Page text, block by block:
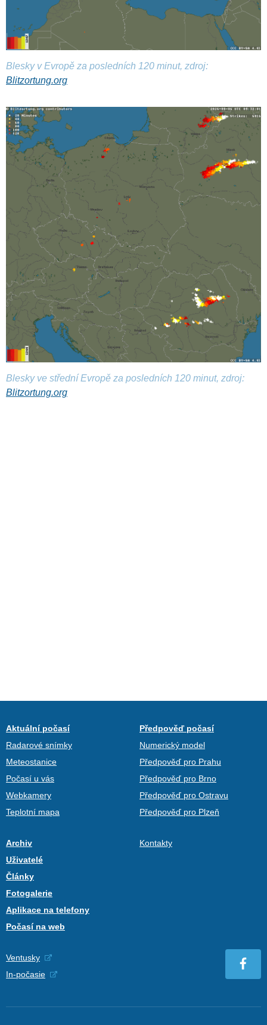
Blesky v Evropě za posledních 120 minut, zdroj:
Blitzortung.org
Blesky ve střední Evropě za posledních 120 minut, zdroj:
Blitzortung.org
Aktuální počasí
Radarové snímky
Meteostanice
Počasí u vás
Webkamery
Teplotní mapa
Předpověď počasí
Numerický model
Předpověď pro Prahu
Předpověď pro Brno
Předpověď pro Ostravu
Předpověď pro Plzeň
Archiv
Uživatelé
Články
Fotogalerie
Aplikace na telefony
Počasí na web
Kontakty
Ventusky
In-počasie